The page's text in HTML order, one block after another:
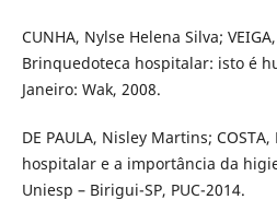
CUNHA, Nylse Helena Silva;
Brinquedoteca hospitalar: isto é
Janeiro: Wak, 2008.
DE PAULA, Nisley Martins;
hospitalar e a importância da
Uniesp – Birigui-SP, PUC-2014.